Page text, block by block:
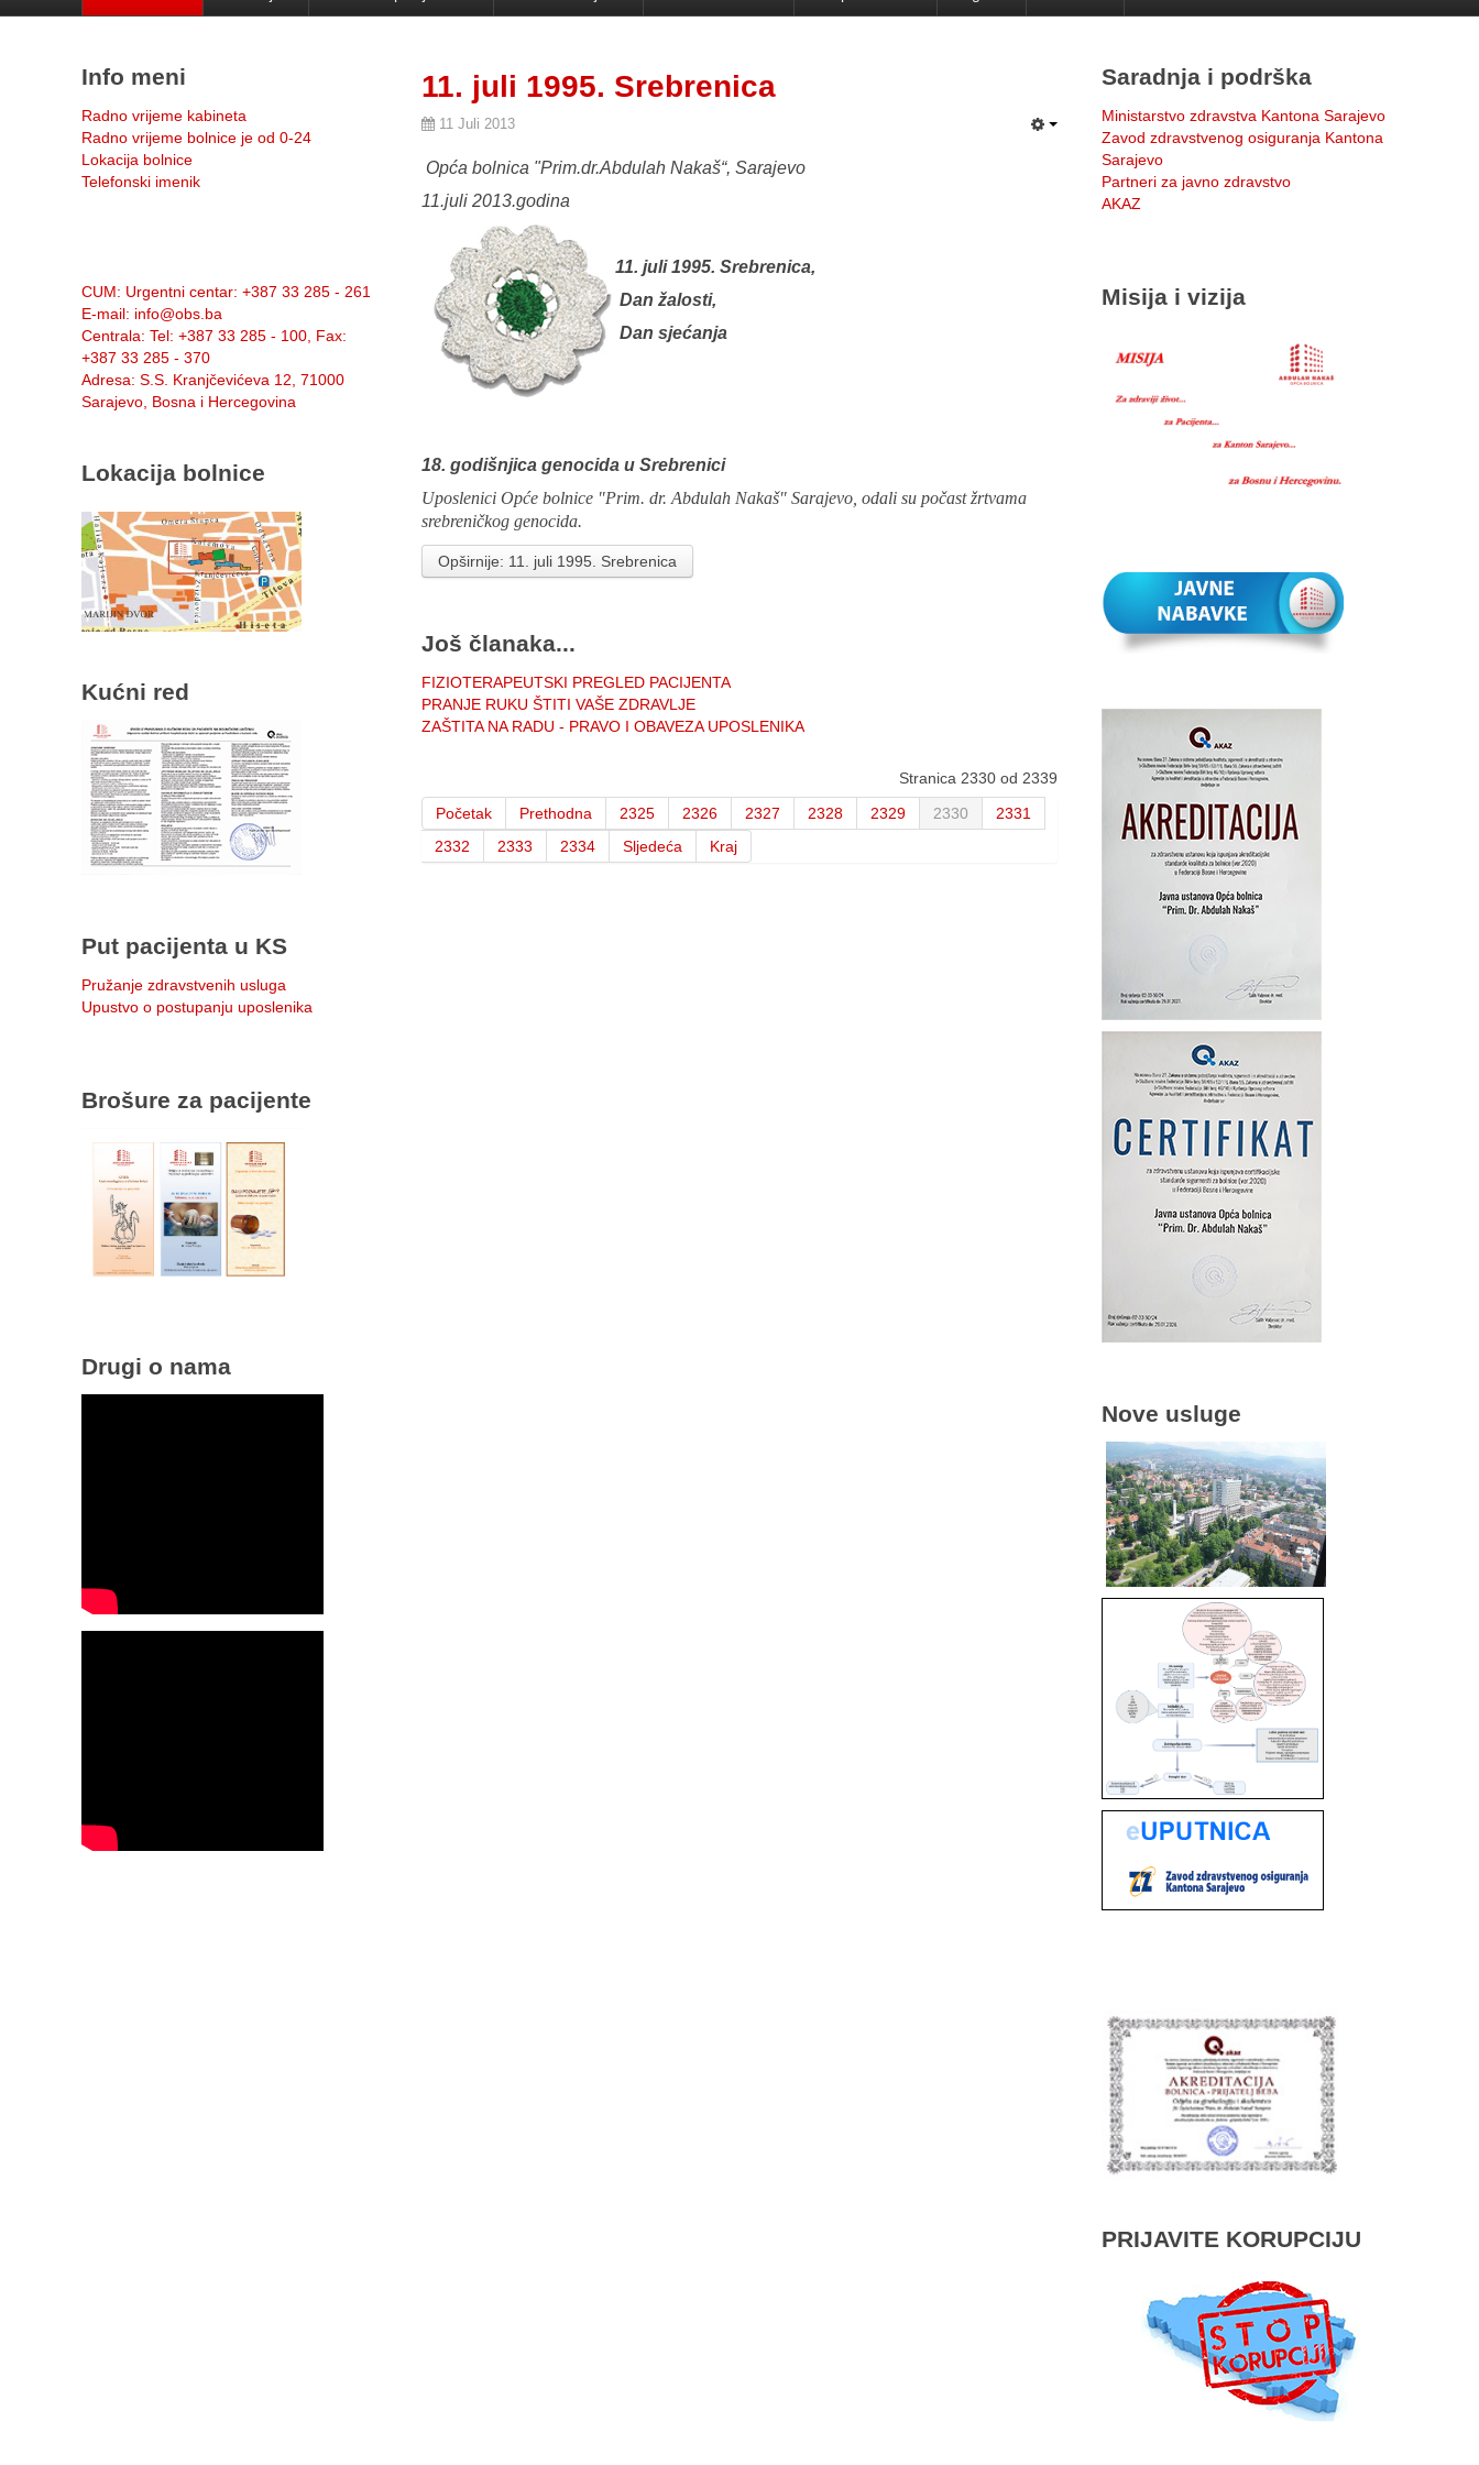
11. juli 1995. Srebrenica
11 Juli 2013
Opća bolnica "Prim.dr.Abdulah Nakaš“, Sarajevo
11.juli 2013.godina
11. juli 1995. Srebrenica,
Dan žalosti,
Dan sjećanja
18. godišnjica genocida u Srebrenici
Uposlenici Opće bolnice "Prim. dr. Abdulah Nakaš" Sarajevo, odali su počast žrtvama
srebreničkog genocida.
Opširnije: 11. juli 1995. Srebrenica
Još članaka...
FIZIOTERAPEUTSKI PREGLED PACIJENTA
PRANJE RUKU ŠTITI VAŠE ZDRAVLJE
ZAŠTITA NA RADU - PRAVO I OBAVEZA UPOSLENIKA
Stranica 2330 od 2339
Početak
Prethodna 2325 2326 2327 2328 2329 2330
2331
2332
2333 2334 Sljedeća Kraj
Info meni
Radno vrijeme kabineta
Radno vrijeme bolnice je od 0-24
Lokacija bolnice
Telefonski imenik
CUM: Urgentni centar: +387 33 285 - 261
E-mail: info@obs.ba
Centrala: Tel: +387 33 285 - 100, Fax:
+387 33 285 - 370
Adresa: S.S. Kranjčevićeva 12, 71000
Sarajevo, Bosna i Hercegovina
Lokacija bolnice
Kućni red
Put pacijenta u KS
Pružanje zdravstvenih usluga
Upustvo o postupanju uposlenika
Brošure za pacijente
Drugi o nama
Saradnja i podrška
Ministarstvo zdravstva Kantona Sarajevo
Zavod zdravstvenog osiguranja Kantona
Sarajevo
Partneri za javno zdravstvo
AKAZ
Misija i vizija
Nove usluge
PRIJAVITE KORUPCIJU